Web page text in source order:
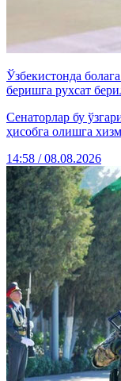
Ўзбекистонда
беришга рухсат
Сенаторлар бу
ҳисобга олишга
14:58 / 08.08.2026